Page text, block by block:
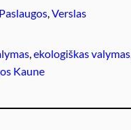
Paslaugos, Verslas
, ekologiškas valymas
Kaune